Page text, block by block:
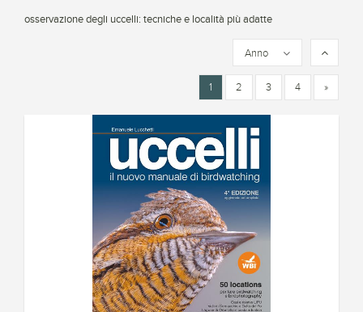
osservazione degli uccelli: tecniche e località più adatte
Anno
1 2 3 4 »